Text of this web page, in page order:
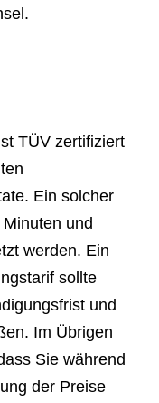
TÜV zertifiziert
Ein solcher
und
werden. Ein
sollte
und
Im Übrigen
Sie während
der Preise